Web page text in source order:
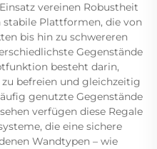
vereinen Robustheit
Plattformen, die von
bis hin zu schwereren
Gegenstände
besteht darin,
befreien und gleichzeitig
genutzte Gegenstände
verfügen diese Regale
die eine sichere
Wandtypen – wie